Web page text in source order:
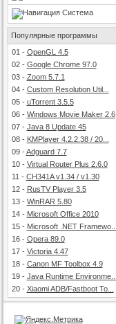
Система
Популярные программы
01 - OpenGL 4.5
02- Google Chrome 97.0
03- Zoom 5.7.1
04- Custom Resolution Util...
05- uTorrent 3.5.5
06- Windows Movie Maker 2.6
07- Java 8 Update 45
08- KMPlayer 4.2.2.38 / 20...
09-Adguard 7.7
10- Virtual Router Plus 2.6.0
11 - CH341A v1.34 / v1.30
12- RusTV Player 3.5
13- WinRAR 5.80
14- Microsoft Office 2010
15- Microsoft .NET Framewo...
16- Opera 89.0
17- Victoria 4.47
18- Canon MF Toolbox 4.9
19- Java Runtime Environme...
20- Xiaomi ADB/Fastboot To...